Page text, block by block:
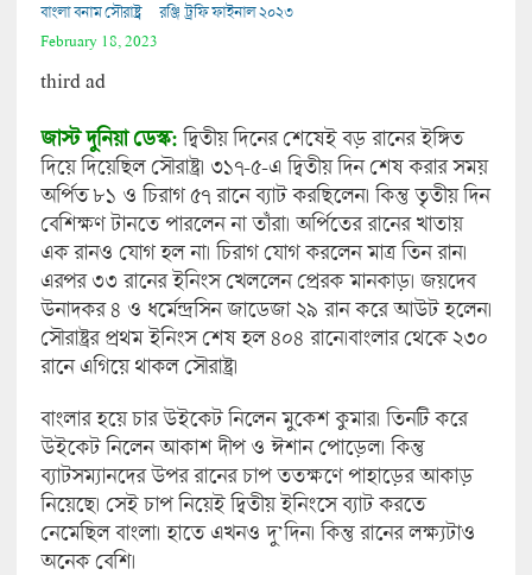
বাংলা বনাম সৌরাষ্ট্র
রঞ্জি ট্রফি ফাইনাল ২০২৩
February 18, 2023
third ad
জাস্ট দুনিয়া ডেস্ক:দ্বিতীয় দিনের শেষেই বড় রানের ইঙ্গিত
দিয়ে দিয়েছিল সৌরাষ্ট্র। ৩১৭-৫-এ দ্বিতীয় দিন শেষ করার সময়
অর্পিত ৮১ ও চিরাগ ৫৭ রানে ব্যাট করছিলেন। কিন্তু তৃতীয় দিন
বেশিক্ষণ টানতে পারলেন না তাঁরা। অর্পিতের রানের খাতায়
এক রানও যোগ হল না। চিরাগ যোগ করলেন মাত্র তিন রান।
এরপর ৩৩ রানের ইনিংস খেললেন প্রেরক মানকাড়। জয়দেব
উনাদকর ৪ ও ধর্মেন্দ্রসিন জাডেজা ২৯ রান করে আউট হলেন।
সৌরাষ্ট্রর প্রথম ইনিংস শেষ হল ৪০৪ রানে।বাংলার থেকে ২৩০
রানে এগিয়ে থাকল সৌরাষ্ট্র।
বাংলার হয়ে চার উইকেট নিলেন মুকেশ কুমার। তিনটি করে
উইকেট নিলেন আকাশ দীপ ও ঈশান পোড়েল। কিন্তু
ব্যাটসম্যানদের উপর রানের চাপ ততক্ষণে পাহাড়ের আকাড়
নিয়েছে। সেই চাপ নিয়েই দ্বিতীয় ইনিংসে ব্যাট করতে
নেমেছিল বাংলা। হাতে এখনও দু’দিন। কিন্তু রানের লক্ষ্যটাও
অনেক বেশি।